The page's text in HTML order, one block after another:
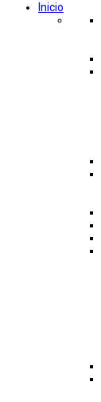
Inicio